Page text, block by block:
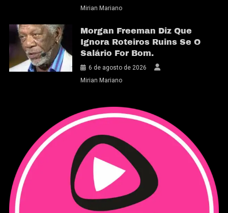
Mirian Mariano
Morgan Freeman Diz Que
Ignora Roteiros Ruins Se O
Salário For Bom.
6 de agosto de 2026
Mirian Mariano